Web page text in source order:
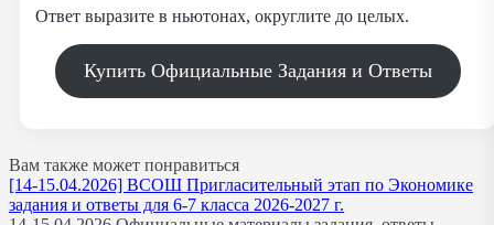
Ответ выразите в ньютонах, округлите до целых.
Купить Официальные Задания и Ответы
Вам также может понравиться
[14-15.04.2026] ВСОШ Пригласительный этап по Экономике
задания и ответы для 6-7 класса 2026-2027 г.